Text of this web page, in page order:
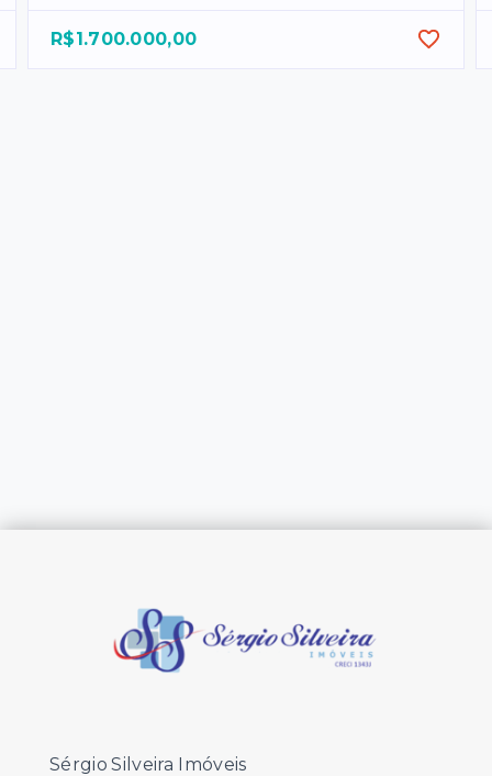
R$1.700.000,00
Sérgio Silveira Imóveis